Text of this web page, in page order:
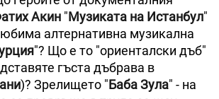
Акин "Музиката на Истанбул"
алтернативна музикална
"? Що е то "ориенталски дъб"
гъста дъбрава в
)? Зрелището "Баба Зула" - на